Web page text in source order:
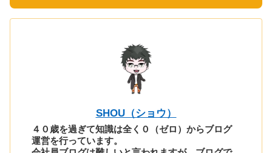
SHOU（ショウ）
４０歳を過ぎて知識は全く０（ゼロ）からブログ
運営を行っています。